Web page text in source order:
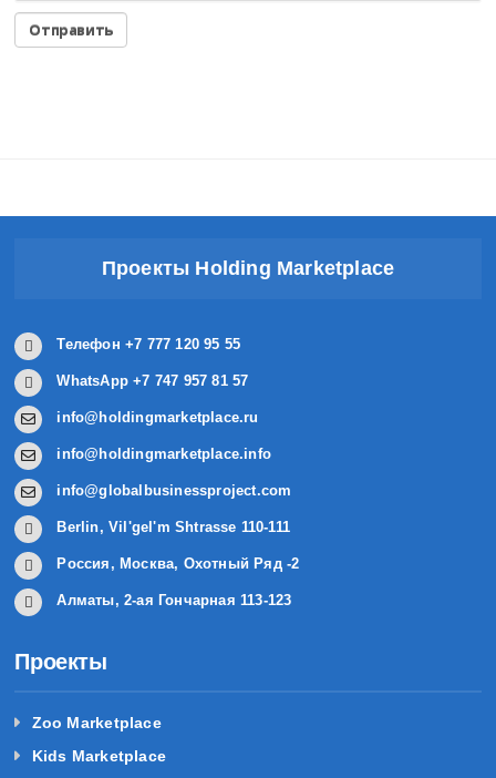
Проекты Holding Marketplace
Телефон +7 777 120 95 55
WhatsApp +7 747 957 81 57
info@holdingmarketplace.ru
info@holdingmarketplace.info
info@globalbusinessproject.com
Berlin, Vil'gel'm Shtrasse 110-111
Россия, Москва, Охотный Ряд -2
Алматы, 2-ая Гончарная 113-123
Проекты
Zoo Marketplace
Kids Marketplace